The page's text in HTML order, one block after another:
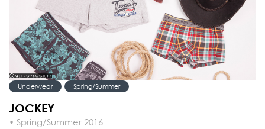
Underwear Spring/Summer
JOCKEY
• Spring/Summer 2016